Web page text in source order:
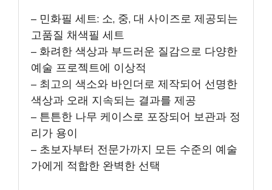
– 민화필 세트: 소, 중, 대 사이즈로 제공되는
고품질 채색필 세트
– 화려한 색상과 부드러운 질감으로 다양한
예술 프로젝트에 이상적
– 최고의 색소와 바인더로 제작되어 선명한
색상과 오래 지속되는 결과를 제공
– 튼튼한 나무 케이스로 포장되어 보관과 정
리가 용이
– 초보자부터 전문가까지 모든 수준의 예술
가에게 적합한 완벽한 선택